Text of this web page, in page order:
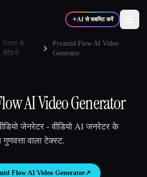
✦AI से सबमिट करें
📈मार्केटर्स
🎬क्रिएटर्स
टेक्स्ट से
वीडियो
Pyramid Flow AI Video
Generator
AI Video Generator
जेनरेटर - वीडियो AI जनरेटर के
वाला टेक्स्ट.
Flow AI Video Generator↗︎